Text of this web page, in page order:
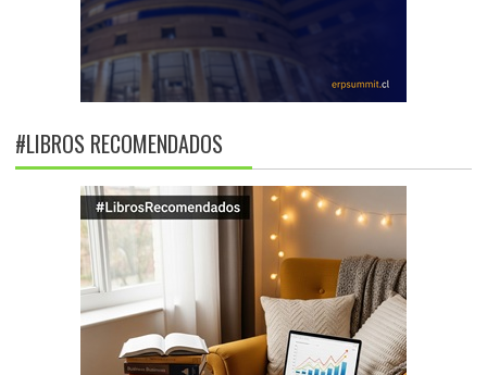
#LIBROS RECOMENDADOS